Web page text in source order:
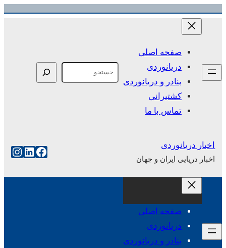
رفتن
صفحه اصلی
دریانوردی
بنادر و دریانوردی
کشتیرانی
تماس با ما
اخبار دریانوردی
اخبار دریایی ایران و جهان
فیس‌بوک
صفحه اصلی
دریانوردی
بنادر و دریانوردی